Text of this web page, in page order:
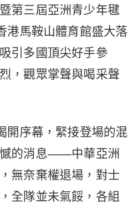
第三屆亞洲青少年毽
港馬鞍山體育館盛大落
引多國頂尖好手參
，觀眾掌聲與喝采聲
開序幕，緊接登場的混
的消息——中華亞洲
無奈棄權退場，對士
全隊並未氣餒，各組